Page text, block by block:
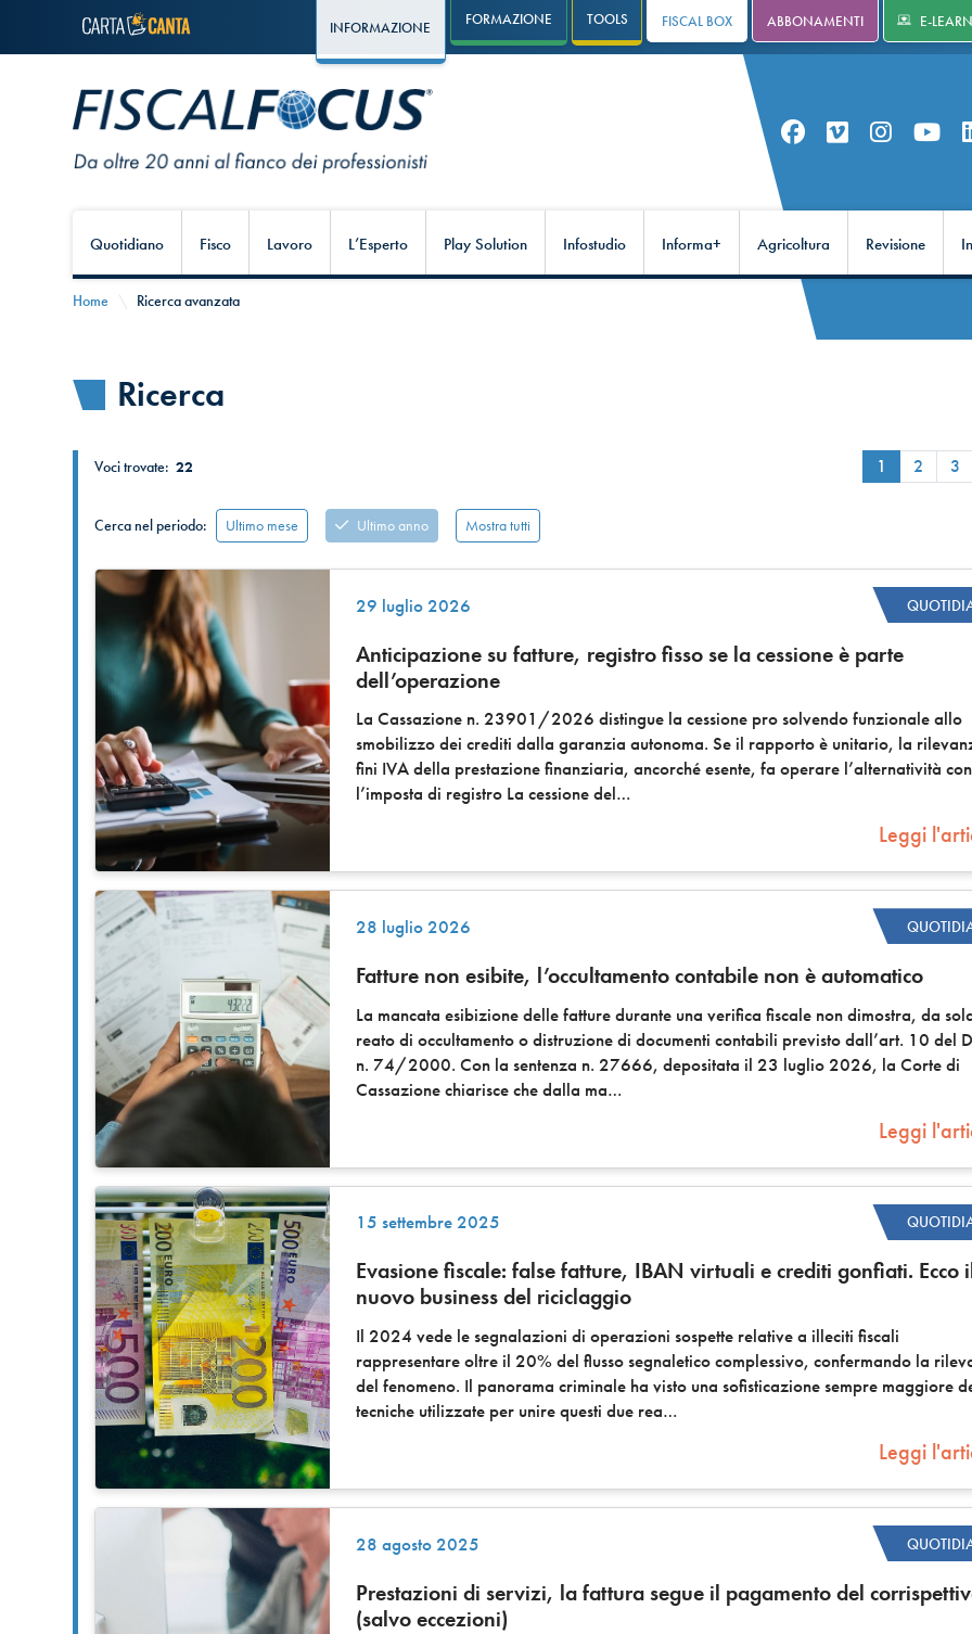
INFORMAZIONE FORMAZIONE TOOLS FISCAL BOX ABBONAMENTI E-
Quotidiano Fisco Lavoro L’Esperto Play Solution Infostudio Informa+ Agricoltura Revisione
Home Ricerca avanzata
Ricerca
Voci trovate:22 1 2 3
Cerca nel periodo: Ultimo mese Ultimo anno Mostra tutti
29 luglio 2026
Anticipazione su fatture, registro fisso se la cessione è parte
dell’operazione
La Cassazione n. 23901/2026 distingue la cessione pro solvendo funzionale allo
smobilizzo dei crediti dalla garanzia autonoma. Se il rapporto è unitario, la
fini IVA della prestazione finanziaria, ancorché esente, fa operare l’alternatività con
l’imposta di registro La cessione del
Leggi
28 luglio 2026
Fatture non esibite, l’occultamento contabile non è automatico
La mancata esibizione delle fatture durante una verifica fiscale non dimostra, da
reato di occultamento o distruzione di documenti contabili previsto dall’art. 10 del
n. 74/2000. Con la sentenza n. 27666, depositata il 23 luglio 2026, la Corte di
Cassazione chiarisce che dalla ma
Leggi
15 settembre 2025
Evasione fiscale: false fatture, IBAN virtuali e crediti gonfiati. Ecco
nuovo business del riciclaggio
Il 2024 vede le segnalazioni di operazioni sospette relative a illeciti fiscali
rappresentare oltre il 20% del flusso segnaletico complessivo, confermando la
del fenomeno. Il panorama criminale ha visto una sofisticazione sempre maggiore
tecniche utilizzate per unire questi due rea
Leggi
28 agosto 2025
Prestazioni di servizi, la fattura segue il pagamento del
(salvo eccezioni)